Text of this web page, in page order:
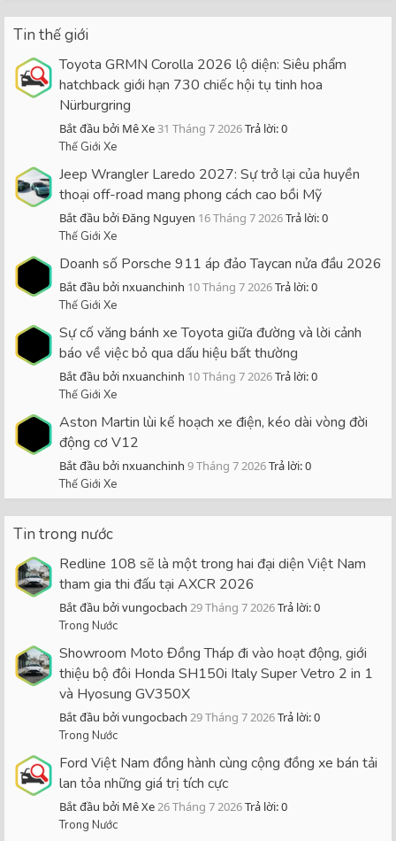
Tin thế giới
Toyota GRMN Corolla 2026 lộ diện: Siêu phẩm
hatchback giới hạn 730 chiếc hội tụ tinh hoa
Nürburgring
Bắt đầu bởi Mê Xe31 Tháng 7 2026Trả lời: 0
Thế Giới Xe
Jeep Wrangler Laredo 2027: Sự trở lại của huyền
thoại off-road mang phong cách cao bồi Mỹ
Bắt đầu bởi Đăng Nguyen 16 Tháng 7 2026Trả lời: 0
Thế Giới Xe
Doanh số Porsche 911 áp đảo Taycan nửa đầu 2026
Bắt đầu bởi nxuanchinh 10 Tháng 7 2026Trả lời: 0
Thế Giới Xe
Sự cố văng bánh xe Toyota giữa đường và lời cảnh
báo về việc bỏ qua dấu hiệu bất thường
Bắt đầu bởi nxuanchinh 10 Tháng 7 2026Trả lời: 0
Thế Giới Xe
Aston Martin lùi kế hoạch xe điện, kéo dài vòng đời
động cơ V12
Bắt đầu bởi nxuanchinh 9 Tháng 7 2026Trả lời: 0
Thế Giới Xe
Tin trong nước
Redline 108 sẽ là một trong hai đại diện Việt Nam
tham gia thi đấu tại AXCR 2026
Bắt đầu bởi vungocbach 29 Tháng 7 2026Trả lời: 0
Trong Nước
Showroom Moto Đồng Tháp đi vào hoạt động, giới
thiệu bộ đôi Honda SH150i Italy Super Vetro 2 in 1
và Hyosung GV350X
Bắt đầu bởi vungocbach 29 Tháng 7 2026Trả lời: 0
Trong Nước
Ford Việt Nam đồng hành cùng cộng đồng xe bán tải
lan tỏa những giá trị tích cực
Bắt đầu bởi Mê Xe26 Tháng 7 2026Trả lời: 0
Trong Nước